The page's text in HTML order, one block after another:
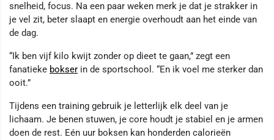
snelheid, focus. Na een paar weken merk je dat je strakker in
je vel zit, beter slaapt en energie overhoudt aan het einde van
de dag.
“Ik ben vijf kilo kwijt zonder op dieet te gaan,” zegt een
fanatieke bokser in de sportschool. “En ik voel me sterker dan
ooit.”
Tijdens een training gebruik je letterlijk elk deel van je
lichaam. Je benen stuwen, je core houdt je stabiel en je armen
doen de rest. Eén uur boksen kan honderden calorieën